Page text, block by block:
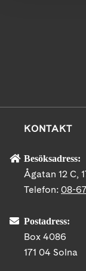
KONTAKT
Besöksadress:
Ågatan 12 C,
Telefon: 08-
Postadress:
Box 4086
171 04 Solna